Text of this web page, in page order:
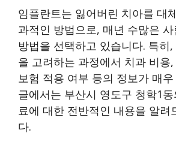
임플란트는 잃어버린 치아를 대
과적인 방법으로, 매년 수많은
방법을 선택하고 있습니다. 특히
을 고려하는 과정에서 치과 비용
보험 적용 여부 등의 정보가 매
글에서는 부산시 영도구 청학1
료에 대한 전반적인 내용을 알려
다.